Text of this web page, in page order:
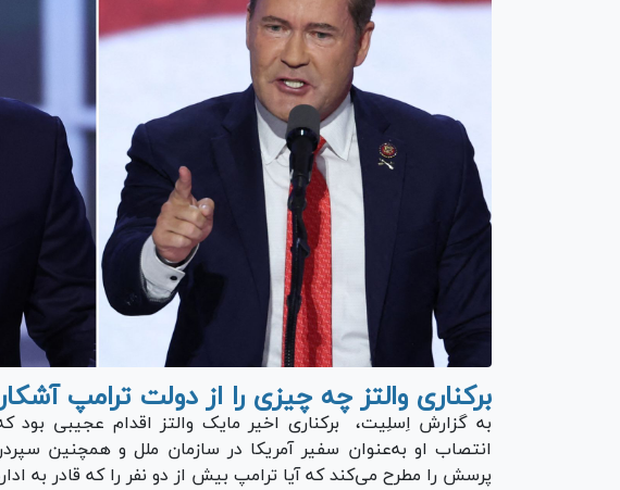
برکناری والتز چه چیزی را از دولت ترامپ
به گزارش اِسلِیت، برکناری اخیر مایک والتز اقدام عجیبی بود
انتصاب او به‌عنوان سفیر آمریکا در سازمان ملل و همچنین
پرسش را مطرح می‌کند که آیا ترامپ بیش از دو نفر را که قادر به